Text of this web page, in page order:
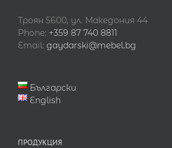
Троян 5600, ул. Македония 44
Phone: +359 87 740 8811
Email: gaydarski@mebel.bg
Български
English
ПРОДУКЦИЯ